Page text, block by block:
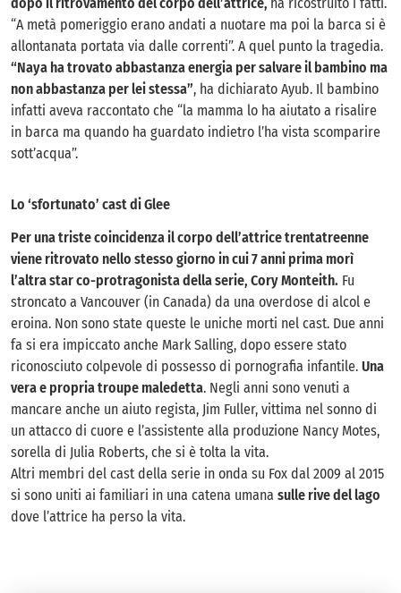
dopo il ritrovamento del corpo dell’attrice, ha ricostruito i fatti.
“A metà pomeriggio erano andati a nuotare ma poi la barca si è
allontanata portata via dalle correnti”. A quel punto la tragedia.
“Naya ha trovato abbastanza energia per salvare il bambino ma
non abbastanza per lei stessa”, ha dichiarato Ayub. Il bambino
infatti aveva raccontato che “la mamma lo ha aiutato a risalire
in barca ma quando ha guardato indietro l’ha vista scomparire
sott’acqua”.
Lo ‘sfortunato’ cast di Glee
Per una triste coincidenza il corpo dell’attrice trentatreenne
viene ritrovato nello stesso giorno in cui 7 anni prima morì
l’altra star co-protragonista della serie, Cory Monteith. Fu
stroncato a Vancouver (in Canada) da una overdose di alcol e
eroina. Non sono state queste le uniche morti nel cast. Due anni
fa si era impiccato anche Mark Salling, dopo essere stato
riconosciuto colpevole di possesso di pornografia infantile. Una
vera e propria troupe maledetta. Negli anni sono venuti a
mancare anche un aiuto regista, Jim Fuller, vittima nel sonno di
un attacco di cuore e l’assistente alla produzione Nancy Motes,
sorella di Julia Roberts, che si è tolta la vita.
Altri membri del cast della serie in onda su Fox dal 2009 al 2015
si sono uniti ai familiari in una catena umana sulle rive del lago
dove l’attrice ha perso la vita.